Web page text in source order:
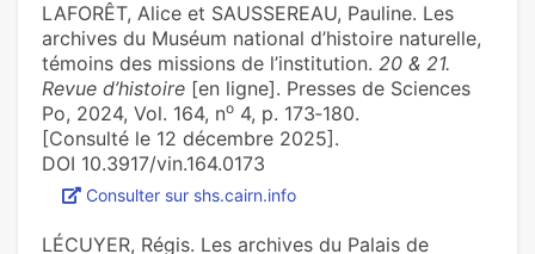
LAFORÊT, Alice et SAUSSEREAU, Pauline. Les
archives du Muséum national d’histoire naturelle,
témoins des missions de l’institution. 20 & 21.
Revue d’histoire [en ligne]. Presses de Sciences
Po, 2024, Vol. 164, no 4, p. 173‑180.
[Consulté le 12 décembre 2025].
DOI 10.3917/vin.164.0173
Consulter sur shs.cairn.info
LÉCUYER, Régis. Les archives du Palais de